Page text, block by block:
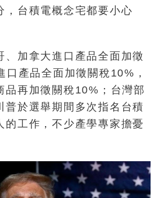
，台積電概念宅都要小心
、加拿大進口產品全面加徵
口產品全面加徵關稅10%，
品再加徵關稅10%；台灣部
普於選舉期間多次指名台積
的工作，不少產學專家擔憂